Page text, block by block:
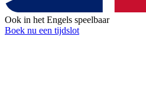
Ook in het Engels speelbaar
Boek nu een tijdslot